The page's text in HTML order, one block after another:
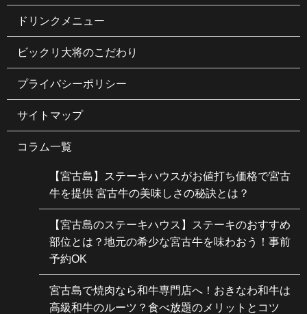
ドリンクメニュー
ビックリ大将のこだわり
プライバシーポリシー
サイトマップ
コラム一覧
【宮古島】ステーキハウスがお値打ち価格で宮古
牛を提供 宮古牛の美味しさの秘訣とは？
【宮古島のステーキハウス】ステーキのおすすめ
部位とは？地元の希少な宮古牛を味わおう！事前
予約OK
宮古島で焼肉なら和牛専門店へ！おきなわ和牛は
高級和牛のルーツ？食べ放題のメリットとコツ